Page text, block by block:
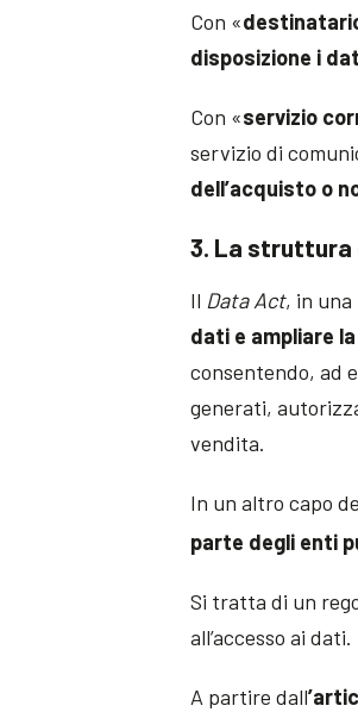
Con «
disposizione i
Con «servizio
servizio di
dell’acquisto o
3. La struttura
Il Data Act, in
dati e ampliare
consentendo, ad
generati,
vendita.
In un altro capo
parte degli enti
Si tratta di un
all’accesso ai dati.
A partire dall